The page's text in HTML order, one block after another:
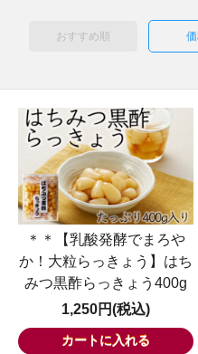
おすすめ順
＊＊【乳酸発酵でまろや
か！大粒らっきょう】はち
みつ黒酢らっきょう400g
1,250円(税込)